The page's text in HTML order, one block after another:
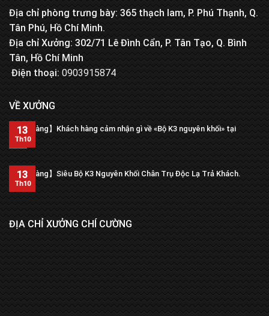
Địa chỉ phòng trưng bày: 365 thạch lam, P. Phú Thạnh, Q.
Tân Phú, Hồ Chí Minh.
Địa chỉ Xưởng: 302/71 Lê Đình Cẩn, P. Tân Tạo, Q. Bình
Tân, Hồ Chí Minh
Điện thoại:0903915874
VỀ XƯỞNG
【Trả hàng】Khách hàng cảm nhận gì về «Bộ K3 nguyên khối» tại
xưởng?
13
Th10
【Trả hàng】Siêu Bộ K3 Nguyên Khối Chân Trụ Độc Lạ Trả Khách.
13
Th10
ĐỊA CHỈ XƯỞNG CHÍ CƯỜNG